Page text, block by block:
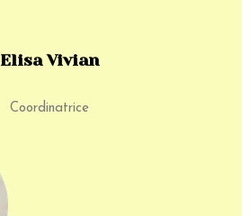
Elisa Vivian
Coordinatrice